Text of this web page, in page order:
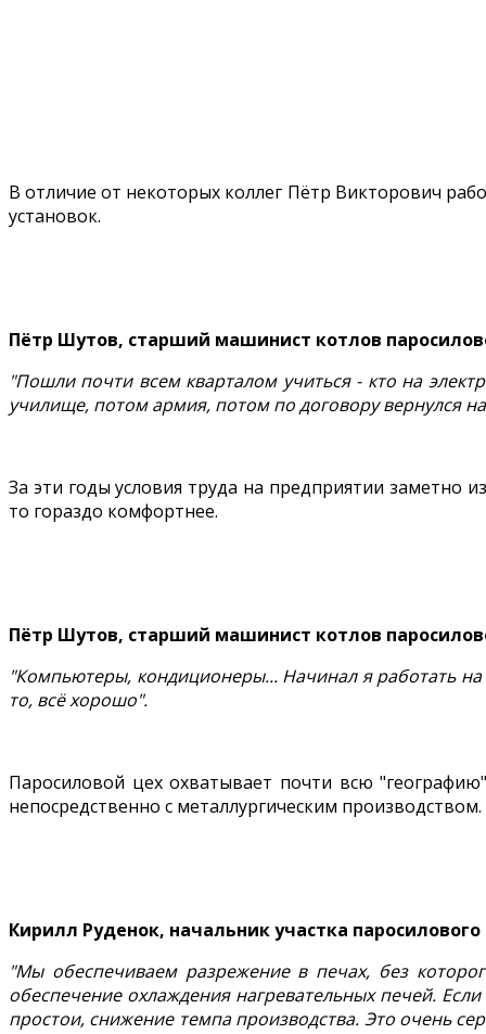
В отличие от некоторых коллег Пётр Викторович
установок.
Пётр Шутов, старший машинист котлов
"Пошли почти всем кварталом учиться - кто на
училище, потом армия, потом по договору вернулся
За эти годы условия труда на предприятии заметно
то гораздо комфортнее.
Пётр Шутов, старший машинист котлов
"Компьютеры, кондиционеры... Начинал я работать
то, всё хорошо".
Паросиловой цех охватывает почти всю
непосредственно с металлургическим
Кирилл Руденок, начальник участка
"Мы обеспечиваем разрежение в печах, без
обеспечение охлаждения нагревательных печей.
простои, снижение темпа производства. Это очень